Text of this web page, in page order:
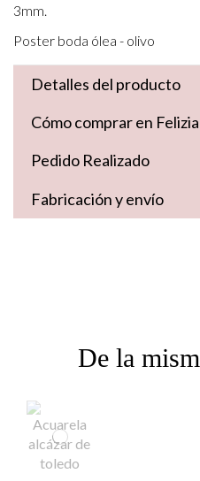
3mm.
Poster boda ólea - olivo
Detalles del producto
Cómo comprar en Felizia
Pedido Realizado
Fabricación y envío
De la